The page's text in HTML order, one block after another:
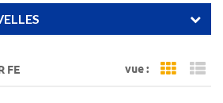
FE vue : Grid